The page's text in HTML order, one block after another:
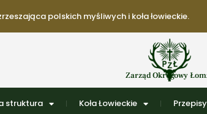
polskich myśliwych i koła łowieckie.
Zarząd Okręgowy
struktura Koła Łowieckie